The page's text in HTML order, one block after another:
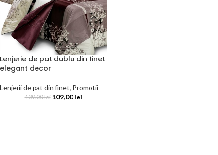
Lenjerie de pat dublu din finet
elegant decor
Lenjerii de pat din finet, Promotii
139,00lei 109,00lei